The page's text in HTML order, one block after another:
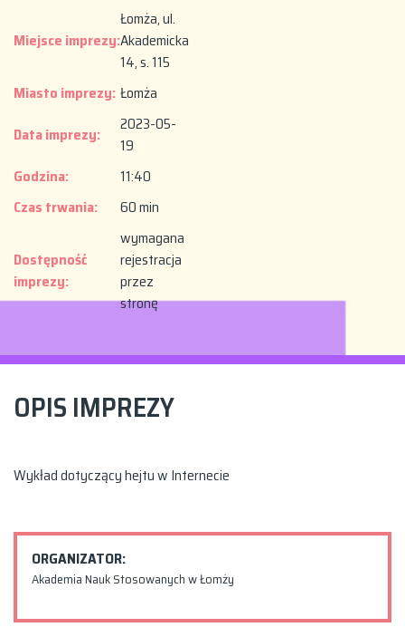
Miejsce imprezy:
Łomża, ul.
Akademicka
14, s. 115
Miasto imprezy: Łomża
Data imprezy:
2023-05-
19
Godzina:
11:40
Czas trwania:
60 min
Dostępność
imprezy:
wymagana
rejestracja
przez
stronę
OPIS IMPREZY
Wykład dotyczący hejtu w Internecie
ORGANIZATOR:
Akademia Nauk Stosowanych w Łomży